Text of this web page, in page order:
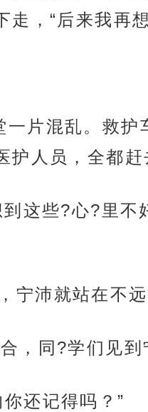
走，“后来我再
片混乱。救
人员，全都赶
这些?心?里不
宁沛就站在不
，同?学们见
还记得吗？”